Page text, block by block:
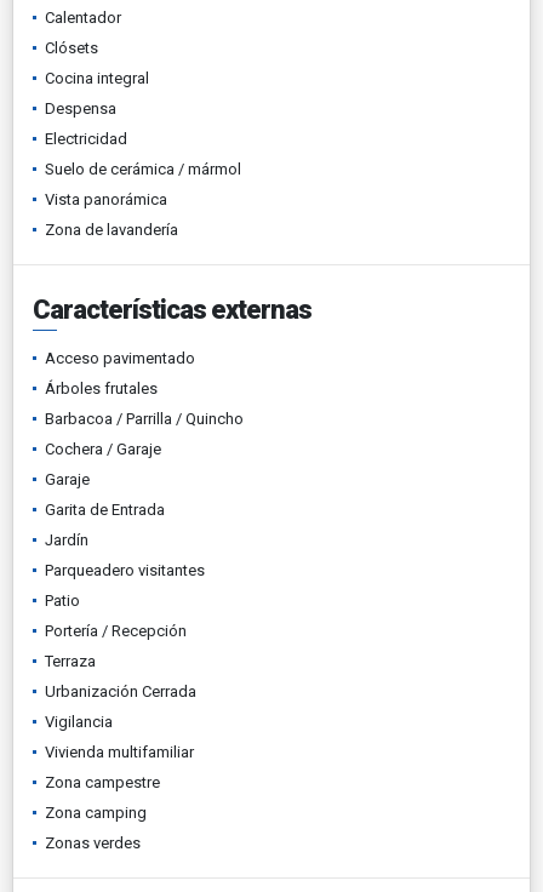
Calentador
Clósets
Cocina integral
Despensa
Electricidad
Suelo de cerámica / mármol
Vista panorámica
Zona de lavandería
Características externas
Acceso pavimentado
Árboles frutales
Barbacoa / Parrilla / Quincho
Cochera / Garaje
Garaje
Garita de Entrada
Jardín
Parqueadero visitantes
Patio
Portería / Recepción
Terraza
Urbanización Cerrada
Vigilancia
Vivienda multifamiliar
Zona campestre
Zona camping
Zonas verdes